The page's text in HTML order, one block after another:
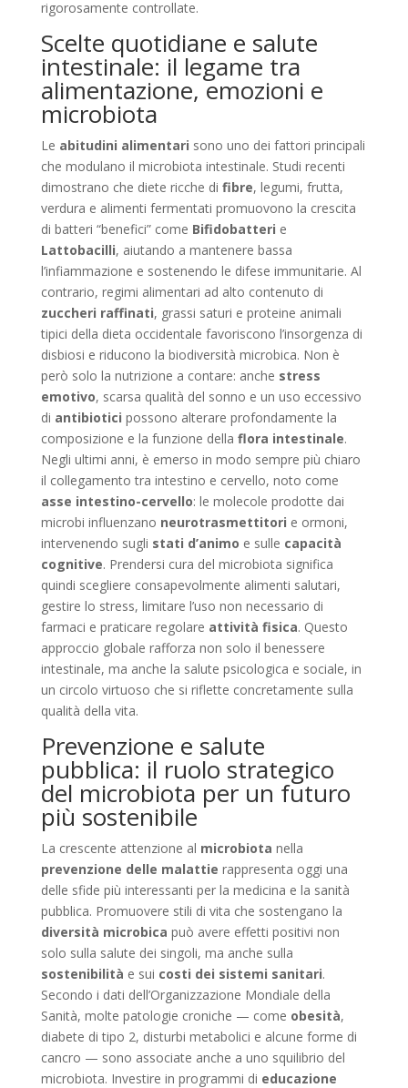
rigorosamente controllate.
Scelte quotidiane e salute
intestinale: il legame tra
alimentazione, emozioni e
microbiota
Le abitudini alimentari sono uno dei fattori principali
che modulano il microbiota intestinale. Studi recenti
dimostrano che diete ricche di fibre, legumi, frutta,
verdura e alimenti fermentati promuovono la crescita
di batteri “benefici” come Bifidobatteri e
Lattobacilli, aiutando a mantenere bassa
l’infiammazione e sostenendo le difese immunitarie. Al
contrario, regimi alimentari ad alto contenuto di
zuccheri raffinati, grassi saturi e proteine animali
tipici della dieta occidentale favoriscono l’insorgenza di
disbiosi e riducono la biodiversità microbica. Non è
però solo la nutrizione a contare: anche stress
emotivo, scarsa qualità del sonno e un uso eccessivo
di antibiotici possono alterare profondamente la
composizione e la funzione della flora intestinale.
Negli ultimi anni, è emerso in modo sempre più chiaro
il collegamento tra intestino e cervello, noto come
asse intestino-cervello: le molecole prodotte dai
microbi influenzano neurotrasmettitori e ormoni,
intervenendo sugli stati d’animo e sulle capacità
cognitive. Prendersi cura del microbiota significa
quindi scegliere consapevolmente alimenti salutari,
gestire lo stress, limitare l’uso non necessario di
farmaci e praticare regolare attività fisica. Questo
approccio globale rafforza non solo il benessere
intestinale, ma anche la salute psicologica e sociale, in
un circolo virtuoso che si riflette concretamente sulla
qualità della vita.
Prevenzione e salute
pubblica: il ruolo strategico
del microbiota per un futuro
più sostenibile
La crescente attenzione al microbiota nella
prevenzione delle malattie rappresenta oggi una
delle sfide più interessanti per la medicina e la sanità
pubblica. Promuovere stili di vita che sostengano la
diversità microbica può avere effetti positivi non
solo sulla salute dei singoli, ma anche sulla
sostenibilità e sui costi dei sistemi sanitari.
Secondo i dati dell’Organizzazione Mondiale della
Sanità, molte patologie croniche — come obesità,
diabete di tipo 2, disturbi metabolici e alcune forme di
cancro — sono associate anche a uno squilibrio del
microbiota. Investire in programmi di educazione